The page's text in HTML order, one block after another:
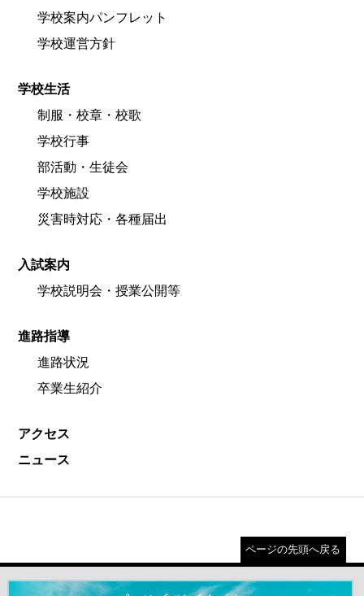
学校案内パンフレット
学校運営方針
学校生活
制服・校章・校歌
学校行事
部活動・生徒会
学校施設
災害時対応・各種届出
入試案内
学校説明会・授業公開等
進路指導
進路状況
卒業生紹介
アクセス
ニュース
ページの先頭へ戻る
＃だから都立高（別ウインドウが開きます）